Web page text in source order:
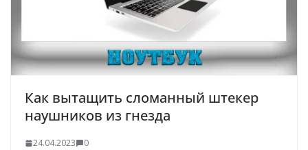
Как вытащить сломанный штекер
наушников из гнезда
24.04.2023 0